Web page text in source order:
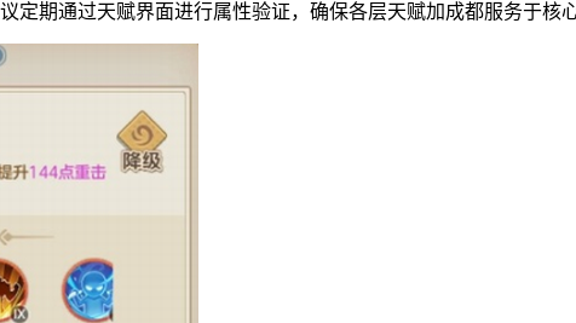
定期通过天赋界面进行属性验证，确保各层天赋加成都服务于核